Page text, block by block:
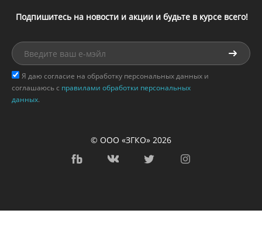
Подпишитесь на новости и акции и будьте в курсе всего!
Я даю согласие на обработку персональных данных и
соглашаюсь с правилами обработки персональных
данных.
© ООО «ЗГКО» 2026